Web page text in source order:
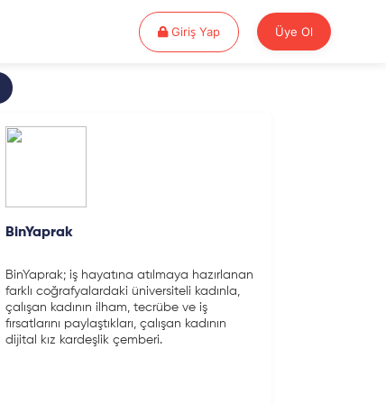
Giriş YapGiriş Yap Üye Ol
BinYaprak
BinYaprak; iş hayatına atılmaya hazırlanan
farklı coğrafyalardaki üniversiteli kadınla,
çalışan kadının ilham, tecrübe ve iş
fırsatlarını paylaştıkları, çalışan kadının
dijital kız kardeşlik çemberi.